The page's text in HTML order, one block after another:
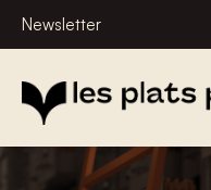
Newsletter